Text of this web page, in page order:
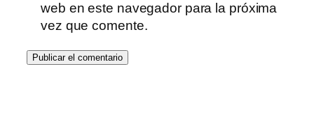
web en este navegador para la próxima
vez que comente.